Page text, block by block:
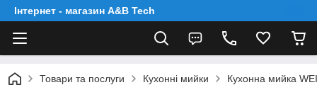
Інтернет - магазин A&B Tech
Товари та послуги Кухонні мийки Кухонна мийка